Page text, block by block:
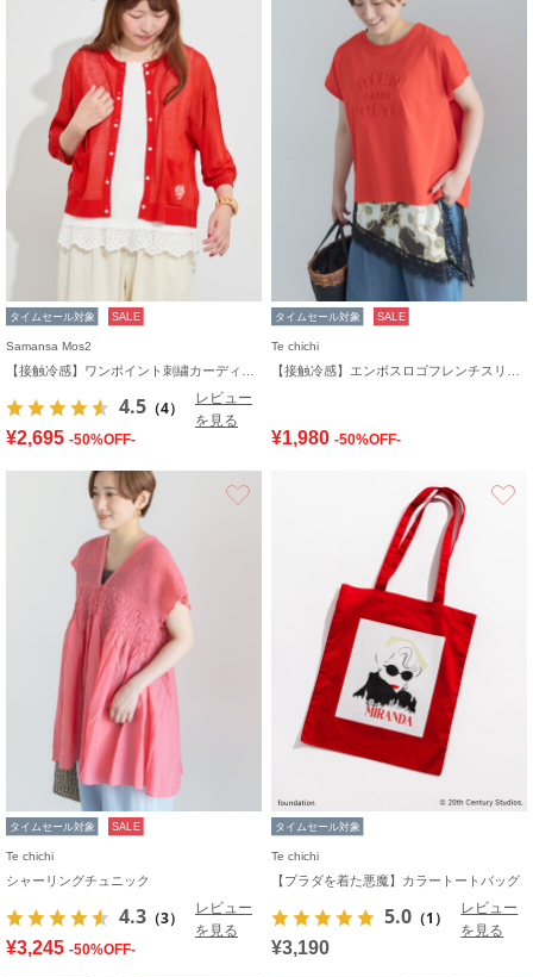
タイムセール対象 SALE
Samansa Mos2
4.5 （4）
レビュー
を見る
¥2,695 -50%OFF-
タイムセール対象 SALE
Te chichi
¥1,980 -50%OFF-
タイムセール対象 SALE
Te chichi
シャーリングチュニック
4.3 （3）
レビュー
を見る
¥3,245 -50%OFF-
タイムセール対象
Te chichi
【プラダを着た悪魔】カラートートバッグ
5.0 （1）
レビュー
を見る
¥3,190